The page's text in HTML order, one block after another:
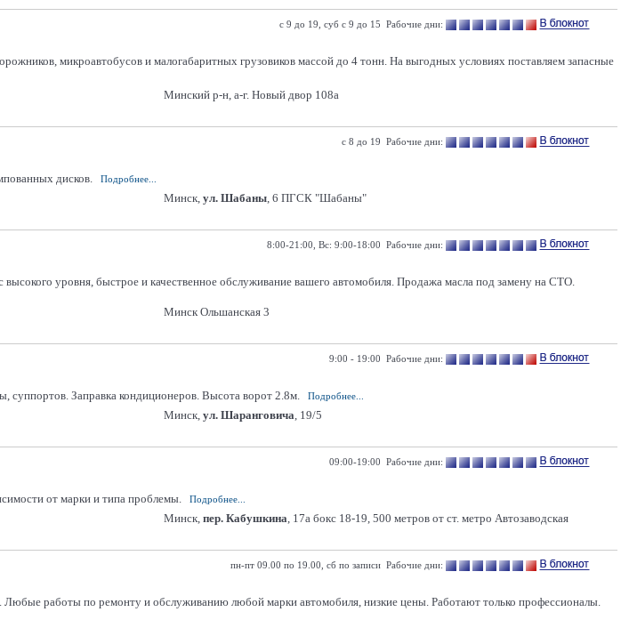
с 9 до 19, суб с 9 до 15 Рабочие дни:
микроавтобусов и малогабаритных грузовиков массой до 4 тонн. На выгодных условиях поставляем запасные
Минский р-н, а-г. Новый двор 108а
с 8 до 19 Рабочие дни:
дисков.
Подробнее...
Минск, ул. Шабаны, 6 ПГСК "Шабаны"
8:00-21:00, Вс: 9:00-18:00 Рабочие дни:
уровня, быстрое и качественное обслуживание вашего автомобиля. Продажа масла под замену на СТО.
Минск Ольшанская 3
9:00 - 19:00 Рабочие дни:
суппортов. Заправка кондиционеров. Высота ворот 2.8м.
Подробнее...
Минск, ул. Шаранговича, 19/5
09:00-19:00 Рабочие дни:
от марки и типа проблемы.
Подробнее...
Минск, пер. Кабушкина, 17а бокс 18-19, 500 метров от ст. метро Автозаводская
пн-пт 09.00 по 19.00, сб по записи Рабочие дни:
работы по ремонту и обслуживанию любой марки автомобиля, низкие цены. Работают только профессионалы.